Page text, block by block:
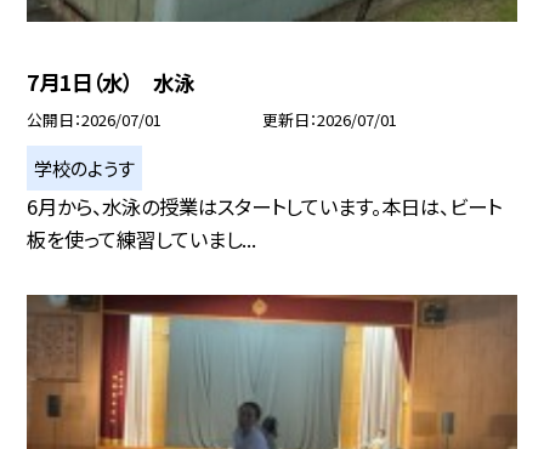
7月1日（水） 水泳
公開日 2026/07/01 更新日 2026/07/01
学校のようす
6月から、水泳の授業はスタートしています。本日は、ビート
板を使って練習していまし...